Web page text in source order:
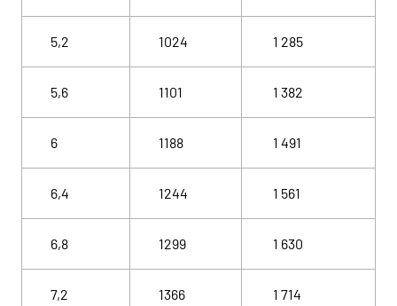
5,2 1024 1 285
5,6 1101 1 382
6 1188 1 491
6,4 1244 1 561
6,8 1299 1 630
7,2 1366 1 714